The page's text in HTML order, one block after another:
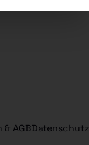
& AGBDatenschutz